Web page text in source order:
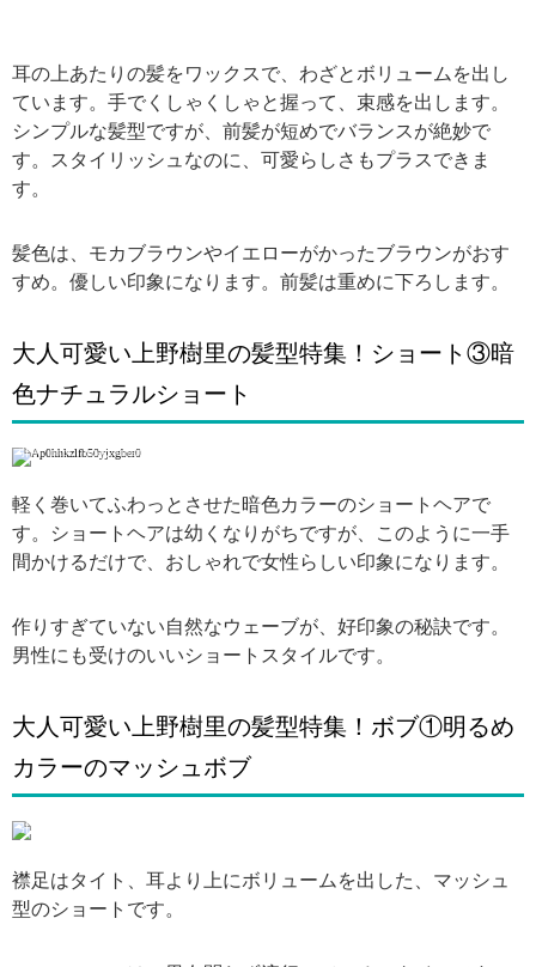
耳の上あたりの髪をワックスで、わざとボリュームを出し
ています。手でくしゃくしゃと握って、束感を出します。
シンプルな髪型ですが、前髪が短めでバランスが絶妙で
す。スタイリッシュなのに、可愛らしさもプラスできま
す。
髪色は、モカブラウンやイエローがかったブラウンがおす
すめ。優しい印象になります。前髪は重めに下ろします。
大人可愛い上野樹里の髪型特集！ショート③暗
色ナチュラルショート
引用: https://image.entertainment-topics.jp/item/image/original/4120946.jpg?time=1510399478
軽く巻いてふわっとさせた暗色カラーのショートヘアで
す。ショートヘアは幼くなりがちですが、このように一手
間かけるだけで、おしゃれで女性らしい印象になります。
作りすぎていない自然なウェーブが、好印象の秘訣です。
男性にも受けのいいショートスタイルです。
大人可愛い上野樹里の髪型特集！ボブ①明るめ
カラーのマッシュボブ
襟足はタイト、耳より上にボリュームを出した、マッシュ
型のショートです。